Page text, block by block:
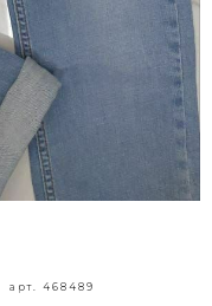
арт. 468489